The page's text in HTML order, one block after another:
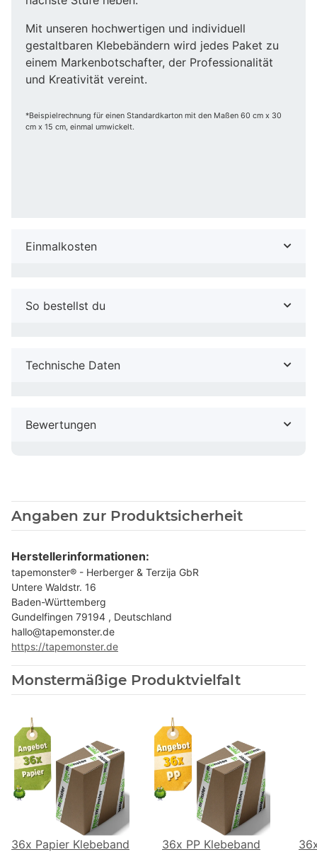
Mit unseren hochwertigen und individuell
gestaltbaren Klebebändern wird jedes Paket zu
einem Markenbotschafter, der Professionalität
und Kreativität vereint.
*Beispielrechnung für einen Standardkarton mit den Maßen 60 cm x 30
cm x 15 cm, einmal umwickelt.
Einmalkosten
So bestellst du
Technische Daten
Bewertungen
Angaben zur Produktsicherheit
Herstellerinformationen:
tapemonster® - Herberger & Terzija GbR
Untere Waldstr. 16
Baden-Württemberg
Gundelfingen 79194 , Deutschland
hallo@tapemonster.de
https://tapemonster.de
Monstermäßige Produktvielfalt
36x Papier Klebeband
36x PP Klebeband